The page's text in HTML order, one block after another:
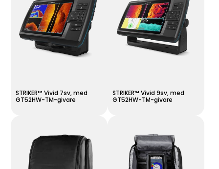
STRIKER™ Vivid 7sv, med
GT52HW-TM-givare
STRIKER™ Vivid 9sv, med
GT52HW-TM-givare